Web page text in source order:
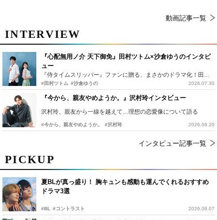
PICKUP
夏BLが真っ盛り！ 胸キュンも感動も運んでくれるおすすめ
ドラマ3選
#BL #コントラスト 2026.08.07
動画記事一覧
INTERVIEW
『心配無用ノ介 天下御免』田村ツトム×沙倉ゆうのインタビ
ュー
『侍タイムスリッパー』ファンに贈る、まさかのドラマ化！田村ツトム×沙倉ゆうのが語る『心配無用ノ介』撮影秘話
#田村ツトム #沙倉ゆうの 2026.07.30
『今から、親友やめようか。』沢村玲インタビュー
沢村玲、親友から一線を越えて…理想の恋愛像について語る
#今から、親友やめようか。 #沢村玲 2026.06.20
インタビュー記事一覧